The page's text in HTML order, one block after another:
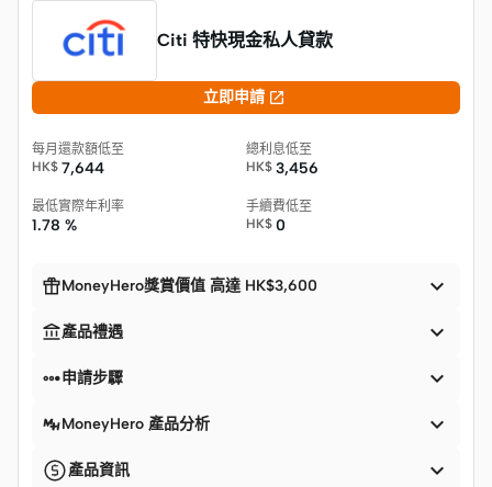
Citi 特快現金私人貸款
立即申請 
每月還款額低至
HK$ 7,644
總利息低至
HK$ 3,456
最低實際年利率
1.78 %
手續費低至
HK$ 0
MoneyHero獎賞價值 高達 HK$3,600 
產品禮遇 
申請步驟 
MoneyHero 產品分析 
產品資訊 